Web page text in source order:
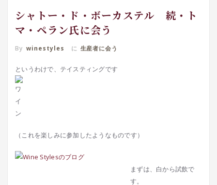
シャトー・ド・ボーカステル 続・ト
マ・ペラン氏に会う
By winestyles に 生産者に会う
というわけで、テイスティングです
（これを楽しみに参加したようなものです）
まずは、白から試飲で
す。